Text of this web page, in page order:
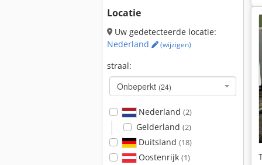
Locatie
Uw gedetecteerde locatie:
Nederland
(wijzigen)
straal:
Onbeperkt (24)
Nederland (2)
Gelderland (2)
Duitsland (18)
Oostenrijk (1)